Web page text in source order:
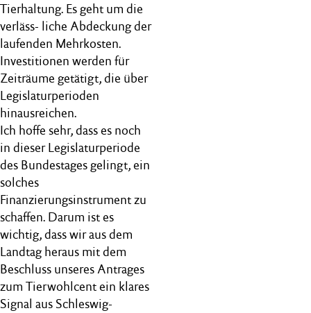
Tierhaltung. Es geht um die
verläss- liche Abdeckung der
laufenden Mehrkosten.
Investitionen werden für
Zeiträume getätigt, die über
Legislaturperioden
hinausreichen.
Ich hoffe sehr, dass es noch
in dieser Legislaturperiode
des Bundestages gelingt, ein
solches
Finanzierungsinstrument zu
schaffen. Darum ist es
wichtig, dass wir aus dem
Landtag heraus mit dem
Beschluss unseres Antrages
zum Tierwohlcent ein klares
Signal aus Schleswig-